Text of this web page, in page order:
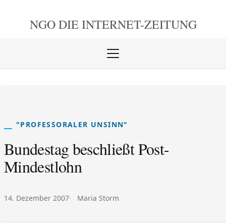
NGO DIE INTERNET-ZEITUNG
Menü
"PROFESSORALER UNSINN"
Bundestag beschließt Post-
Mindestlohn
Veröffentlicht am:
14. Dezember 2007 Autor:
Maria Storm